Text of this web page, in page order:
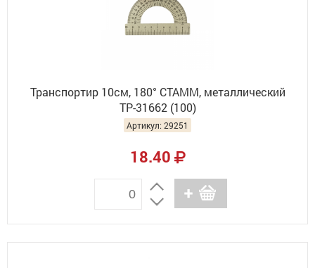
Транспортир 10см, 180° СТАММ, металлический
ТР-31662 (100)
Артикул: 29251
18.40